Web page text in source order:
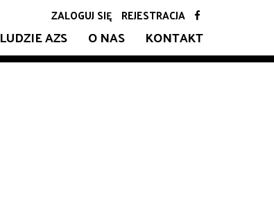
ZALOGUJ SIĘ REJESTRACJA
LUDZIE AZS O NAS KONTAKT